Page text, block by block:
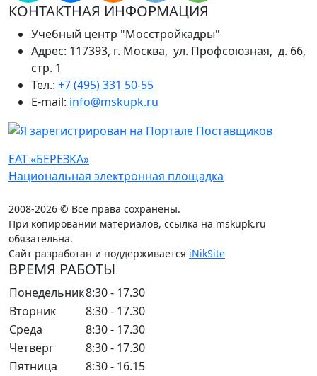
КОНТАКТНАЯ ИНФОРМАЦИЯ
Учебный центр "Мосстройкадры"
Адрес: 117393, г. Москва, ул. Профсоюзная, д. 66,
стр. 1
Тел.: +7 (495) 331 50-55
E-mail: info@mskupk.ru
ЕАТ «БЕРЕЗКА»
Национальная электронная площадка
2008-2026 © Все права сохранены.
При копировании материалов, ссылка на mskupk.ru
обязательна.
Сайт разработан и поддерживается iNikSite
ВРЕМЯ РАБОТЫ
Понедельник8:30 - 17.30
Вторник
8:30 - 17.30
Среда
8:30 - 17.30
Четверг
8:30 - 17.30
Пятница
8:30 - 16.15